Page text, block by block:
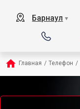
Барнаул ▼
Главная / Телефон /